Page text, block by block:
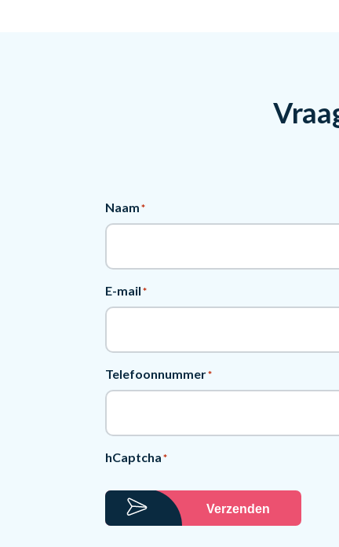
Naam *
E-mail *
Telefoonnummer*
hCaptcha *
Verzenden